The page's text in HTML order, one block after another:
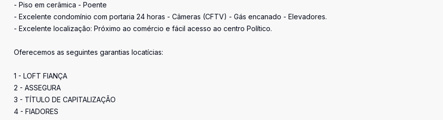
- Piso em cerâmica - Poente
- Excelente condomínio com portaria 24 horas - Câmeras (CFTV) - Gás encanado - Elevadores.
- Excelente localização: Próximo ao comércio e fácil acesso ao centro Político.
Oferecemos as seguintes garantias locatícias:
1 - LOFT FIANÇA
2 - ASSEGURA
3 - TÍTULO DE CAPITALIZAÇÃO
4 - FIADORES